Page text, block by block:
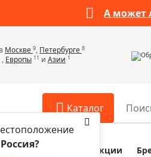
А может
Москве 9, Петербурге 8
, Европы 11 и Азии 1
Каталог
Россия?
Оплата и доставка Акции